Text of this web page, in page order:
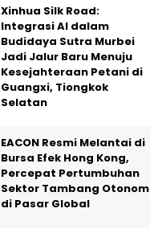
Xinhua Silk Road:
Integrasi AI dalam
Budidaya Sutra Murbei
Jadi Jalur Baru Menuju
Kesejahteraan Petani di
Guangxi, Tiongkok
Selatan
EACON Resmi Melantai di
Bursa Efek Hong Kong,
Percepat Pertumbuhan
Sektor Tambang Otonom
di Pasar Global